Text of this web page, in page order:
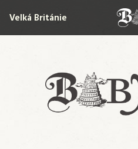
Babylon
Velká Británie